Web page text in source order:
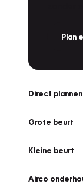
Plan
Direct plannen
Grote beurt
Kleine beurt
Airco